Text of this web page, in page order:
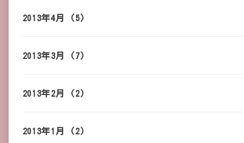
2013年4月 (5)
2013年3月 (7)
2013年2月 (2)
2013年1月 (2)